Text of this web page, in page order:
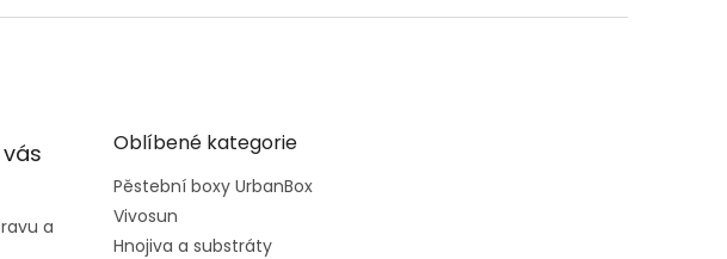
a
Oblíbené kategorie
Pěstební boxy UrbanBox
Vivosun
Hnojiva a substráty